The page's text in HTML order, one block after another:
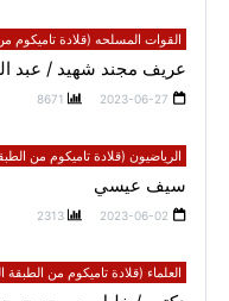
القوات المسلحه (قلادة تاميكوم
عريف مجند شهيد / عبد
2023-06-27
8671
الرياضيون (قلادة تاميكوم من
سيف عيسي
2023-06-02
2313
العلماء (قلادة تاميكوم من الطبقة